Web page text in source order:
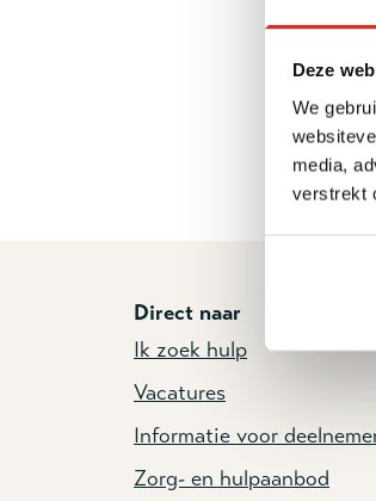
Deze
We
media,
verstrekt
Direct naar
Ik zoek hulp
Vacatures
Informatie voor
Zorg- en hulpaanbod